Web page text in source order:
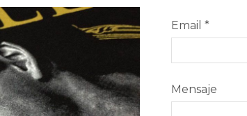
Email *
Mensaje